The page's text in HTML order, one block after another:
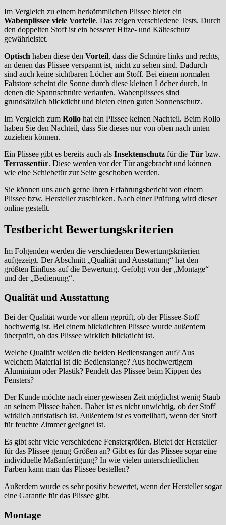
Im Vergleich zu einem herkömmlichen Plissee bietet ein
Wabenplissee viele Vorteile. Das zeigen verschiedene Tests. Durch
den doppelten Stoff ist ein besserer Hitze- und Kälteschutz
gewährleistet.
Optisch haben diese den Vorteil, dass die Schnüre links und rechts,
an denen das Plissee verspannt ist, nicht zu sehen sind. Dadurch
sind auch keine sichtbaren Löcher am Stoff. Bei einem normalen
Faltstore scheint die Sonne durch diese kleinen Löcher durch, in
denen die Spannschnüre verlaufen. Wabenplissees sind
grundsätzlich blickdicht und bieten einen guten Sonnenschutz.
Im Vergleich zum Rollo hat ein Plissee keinen Nachteil. Beim Rollo
haben Sie den Nachteil, dass Sie dieses nur von oben nach unten
zuziehen können.
Ein Plissee gibt es bereits auch als Insektenschutz für die Tür bzw.
Terrassentür. Diese werden vor der Tür angebracht und können
wie eine Schiebetür zur Seite geschoben werden.
Sie können uns auch gerne Ihren Erfahrungsbericht von einem
Plissee bzw. Hersteller zuschicken. Nach einer Prüfung wird dieser
online gestellt.
Testbericht Bewertungskriterien
Im Folgenden werden die verschiedenen Bewertungskriterien
aufgezeigt. Der Abschnitt „Qualität und Ausstattung“ hat den
größten Einfluss auf die Bewertung. Gefolgt von der „Montage“
und der „Bedienung“.
Qualität und Ausstattung
Bei der Qualität wurde vor allem geprüft, ob der Plissee-Stoff
hochwertig ist. Bei einem blickdichten Plissee wurde außerdem
überprüft, ob das Plissee wirklich blickdicht ist.
Welche Qualität weißen die beiden Bedienstangen auf? Aus
welchem Material ist die Bedienstange? Aus hochwertigem
Aluminium oder Plastik? Pendelt das Plissee beim Kippen des
Fensters?
Der Kunde möchte nach einer gewissen Zeit möglichst wenig Staub
an seinem Plissee haben. Daher ist es nicht unwichtig, ob der Stoff
wirklich antistatisch ist. Außerdem ist es vorteilhaft, wenn der Stoff
für feuchte Zimmer geeignet ist.
Es gibt sehr viele verschiedene Fenstergrößen. Bietet der Hersteller
für das Plissee genug Größen an? Gibt es für das Plissee sogar eine
individuelle Maßanfertigung? In wie vielen unterschiedlichen
Farben kann man das Plissee bestellen?
Außerdem wurde es sehr positiv bewertet, wenn der Hersteller sogar
eine Garantie für das Plissee gibt.
Montage